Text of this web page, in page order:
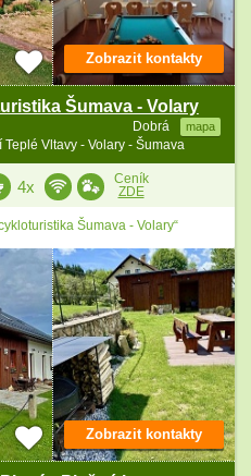
Šumava - Volary
Dobrá mapa
Vltavy - Volary - Šumava
Zobrazit kontakty
4x
Ceník
ZDE
Šumava - Volary“
Zobrazit kontakty